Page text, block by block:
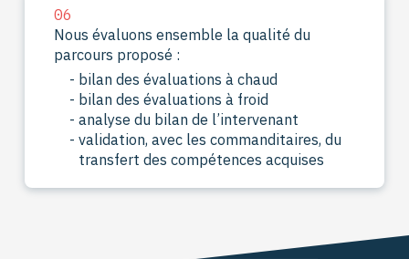
06
Nous évaluons ensemble la qualité du
parcours proposé :
bilan des évaluations à chaud
bilan des évaluations à froid
analyse du bilan de l’intervenant
validation, avec les commanditaires, du
transfert des compétences acquises